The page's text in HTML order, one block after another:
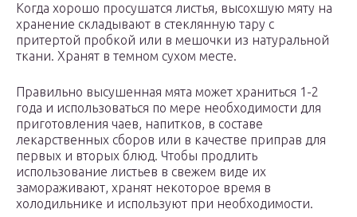
Когда хорошо просушатся листья, высохшую мяту на
хранение складывают в стеклянную тару с
притертой пробкой или в мешочки из натуральной
ткани. Хранят в темном сухом месте.
Правильно высушенная мята может храниться 1-2
года и использоваться по мере необходимости для
приготовления чаев, напитков, в составе
лекарственных сборов или в качестве приправ для
первых и вторых блюд. Чтобы продлить
использование листьев в свежем виде их
замораживают, хранят некоторое время в
холодильнике и используют при необходимости.